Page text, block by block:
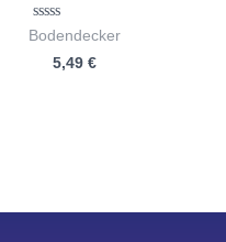
Bewertet
Bodendecker
5,49 €